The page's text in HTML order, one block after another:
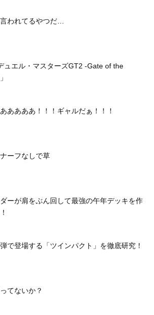
われてるやつだ…
ュエル・マスターズGT2 -Gate of the
ああああ！！！ギャルだぁ！！！
ーフなしで草
ーが肩をぶん回して最強の午年デッキを作
で登場する「ツインパクト」を徹底研究！
てないか？